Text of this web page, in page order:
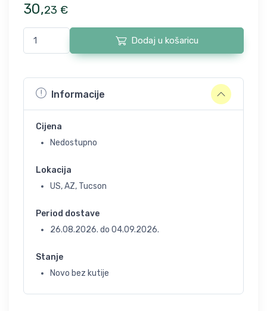
30,23 €
Dodaj u košaricu
Informacije
Cijena
Nedostupno
Lokacija
US, AZ, Tucson
Period dostave
26.08.2026. do 04.09.2026.
Stanje
Novo bez kutije